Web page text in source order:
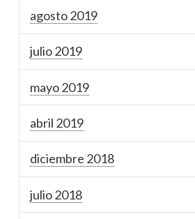
agosto 2019
julio 2019
mayo 2019
abril 2019
diciembre 2018
julio 2018